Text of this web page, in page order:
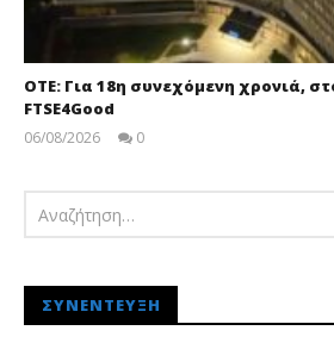
ΟΤΕ: Για 18η συνεχόμενη χρονιά,
FTSE4Good
06/08/2026
0
ΣΥΝΈΝΤΕΥΞΗ